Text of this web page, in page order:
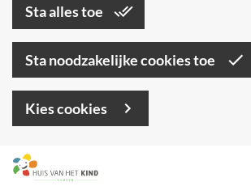
Sta alles toe
Sta noodzakelijke cookies toe
Kies cookies
Overslaan
en